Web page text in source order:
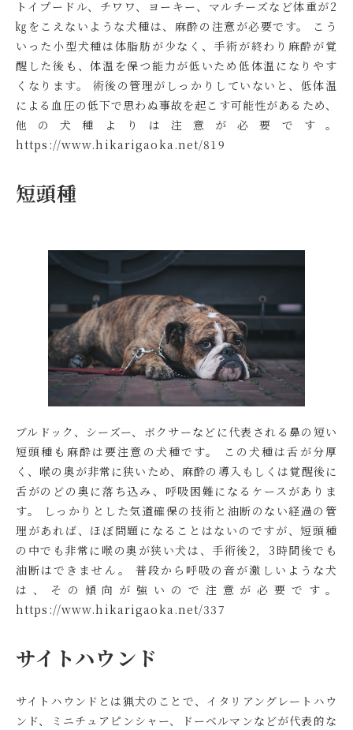
トイプードル、チワワ、ヨーキー、マルチーズなど体重が2
㎏をこえないような犬種は、麻酔の注意が必要です。 こう
いった小型犬種は体脂肪が少なく、手術が終わり麻酔が覚
醒した後も、体温を保つ能力が低いため低体温になりやす
くなります。 術後の管理がしっかりしていないと、低体温
による血圧の低下で思わぬ事故を起こす可能性があるため、
他の犬種よりは注意が必要です。
https://www.hikarigaoka.net/819
短頭種
ブルドック、シーズー、ボクサーなどに代表される鼻の短い
短頭種も麻酔は要注意の犬種です。 この犬種は舌が分厚
く、喉の奥が非常に狭いため、麻酔の導入もしくは覚醒後に
舌がのどの奥に落ち込み、呼吸困難になるケースがありま
す。 しっかりとした気道確保の技術と油断のない経過の管
理があれば、ほぼ問題になることはないのですが、短頭種
の中でも非常に喉の奥が狭い犬は、手術後2，3時間後でも
油断はできません。 普段から呼吸の音が激しいような犬
は、その傾向が強いので注意が必要です。
https://www.hikarigaoka.net/337
サイトハウンド
サイトハウンドとは猟犬のことで、イタリアングレートハウ
ンド、ミニチュアピンシャー、ドーベルマンなどが代表的な